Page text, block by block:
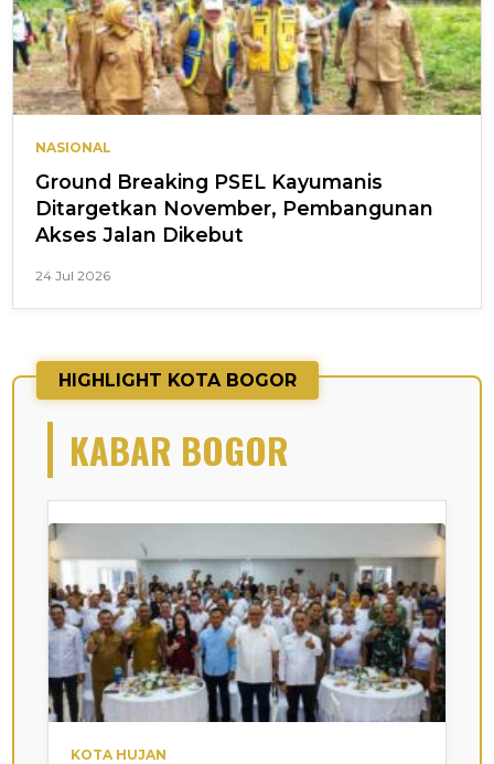
NASIONAL
Ground Breaking PSEL Kayumanis
Ditargetkan November, Pembangunan
Akses Jalan Dikebut
24 Jul 2026
HIGHLIGHT KOTA BOGOR
KABAR BOGOR
KOTA HUJAN